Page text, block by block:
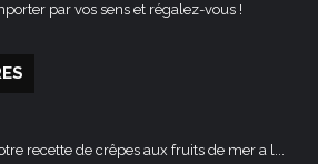
par vos sens et régalez-vous !
recette de crêpes aux fruits de mer a l...